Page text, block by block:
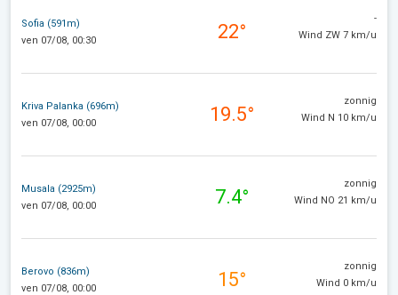
Sofia (591m)
ven 07/08, 00:30
22°
-
Wind ZW 7 km/u
Kriva Palanka (696m)
ven 07/08, 00:00
19.5°
zonnig
Wind N 10 km/u
Musala (2925m)
ven 07/08, 00:00
7.4°
zonnig
Wind NO 21 km/u
Berovo (836m)
ven 07/08, 00:00
15°
zonnig
Wind 0 km/u